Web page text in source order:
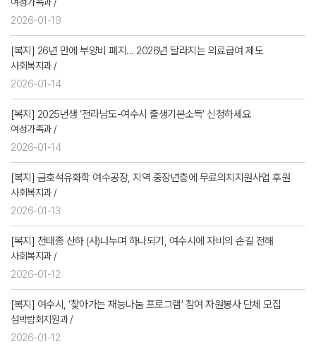
2026-01-19
[복지] 26년 만에 부양비 폐지… 2026년 달라지는 의료급여 제도
사회복지과 /
2026-01-14
[복지] 2025년생 ‘전라남도-여수시 출생기본소득’ 신청하세요
여성가족과 /
2026-01-14
[복지] 금호석유화학 여수공장, 지역 중장년층에 무료의치지원사업 후원
사회복지과 /
2026-01-13
[복지] 천태종 산하 (사)나누며 하나되기, 여수시에 자비의 손길 전해
사회복지과 /
2026-01-12
[복지] 여수시, ‘찾아가는 재능나눔 프로그램’ 참여 자원봉사 단체 모집
섬박람회지원과 /
2026-01-12